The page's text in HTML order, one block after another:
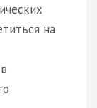
на